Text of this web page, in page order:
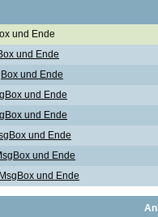
und Ende
und Ende
und Ende
und Ende
und Ende
und Ende
und Ende
und Ende